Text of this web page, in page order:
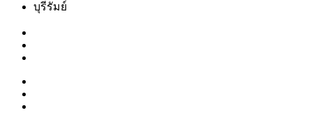
บุรีรัมย์